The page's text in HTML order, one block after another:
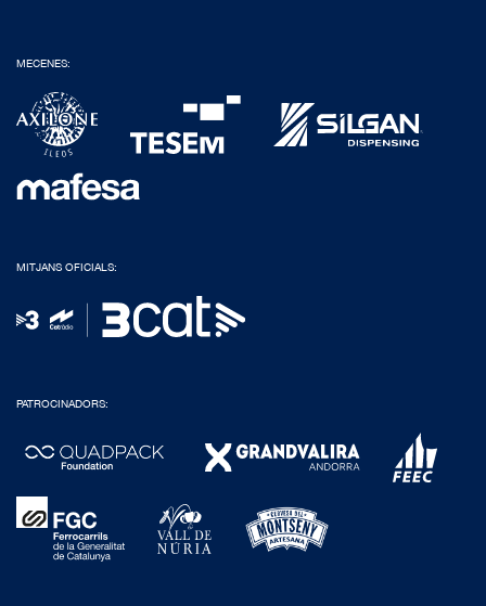
MECENES:
MITJANS OFICIALS:
PATROCINADORS: